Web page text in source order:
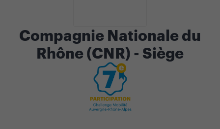
Compagnie Nationale du
Rhône (CNR) - Siège